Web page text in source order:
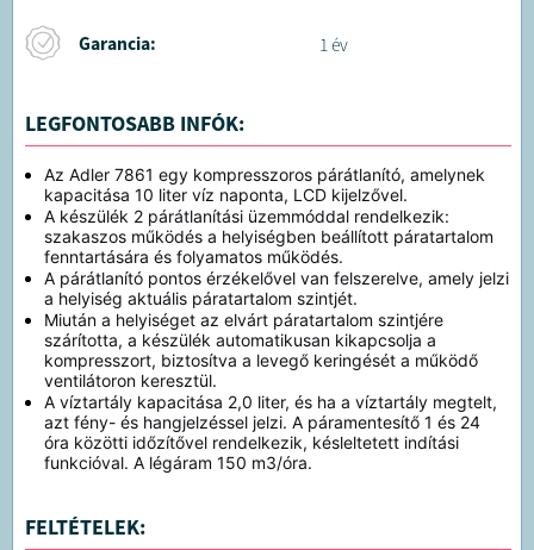
Garancia: 1 év
LEGFONTOSABB INFÓK:
Az Adler 7861 egy kompresszoros párátlanító, amelynek
kapacitása 10 liter víz naponta, LCD kijelzővel.
A készülék 2 párátlanítási üzemmóddal rendelkezik:
szakaszos működés a helyiségben beállított páratartalom
fenntartására és folyamatos működés.
A párátlanító pontos érzékelővel van felszerelve, amely jelzi
a helyiség aktuális páratartalom szintjét.
Miután a helyiséget az elvárt páratartalom szintjére
szárította, a készülék automatikusan kikapcsolja a
kompresszort, biztosítva a levegő keringését a működő
ventilátoron keresztül.
A víztartály kapacitása 2,0 liter, és ha a víztartály megtelt,
azt fény- és hangjelzéssel jelzi. A páramentesítő 1 és 24
óra közötti időzítővel rendelkezik, késleltetett indítási
funkcióval. A légáram 150 m3/óra.
FELTÉTELEK: